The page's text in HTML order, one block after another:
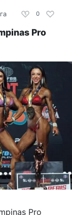
0
Pro
Pro